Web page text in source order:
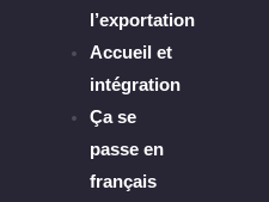
l’exportation
Accueil et
intégration
Ça se
passe en
français